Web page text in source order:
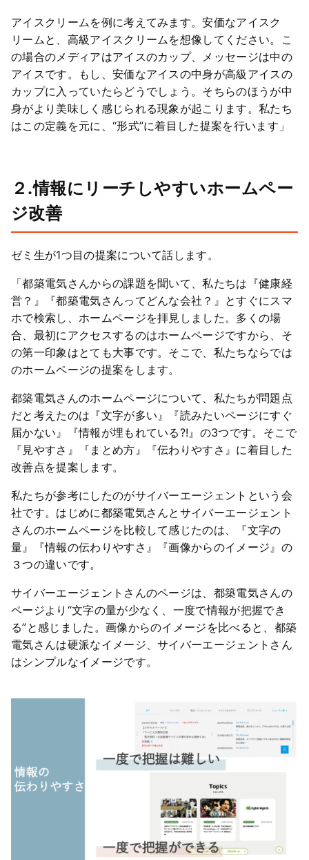
アイスクリームを例に考えてみます。安価なアイスク
リームと、高級アイスクリームを想像してください。こ
の場合のメディアはアイスのカップ、メッセージは中の
アイスです。もし、安価なアイスの中身が高級アイスの
カップに入っていたらどうでしょう。そちらのほうが中
身がより美味しく感じられる現象が起こります。私たち
はこの定義を元に、“形式”に着目した提案を行います」
２.情報にリーチしやすいホームペー
ジ改善
ゼミ生が1つ目の提案について話します。
「都築電気さんからの課題を聞いて、私たちは『健康経
営？』『都築電気さんってどんな会社？』とすぐにスマ
ホで検索し、ホームページを拝見しました。多くの場
合、最初にアクセスするのはホームページですから、そ
の第一印象はとても大事です。そこで、私たちならでは
のホームページの提案をします。
都築電気さんのホームページについて、私たちが問題点
だと考えたのは『文字が多い』『読みたいページにすぐ
届かない』『情報が埋もれている?!』の3つです。そこで
『見やすさ』『まとめ方』『伝わりやすさ』に着目した
改善点を提案します。
私たちが参考にしたのがサイバーエージェントという会
社です。はじめに都築電気さんとサイバーエージェント
さんのホームページを比較して感じたのは、『文字の
量』『情報の伝わりやすさ』『画像からのイメージ』の
３つの違いです。
サイバーエージェントさんのページは、都築電気さんの
ページより“文字の量が少なく、一度で情報が把握でき
る”と感じました。画像からのイメージを比べると、都築
電気さんは硬派なイメージ、サイバーエージェントさん
はシンプルなイメージです。